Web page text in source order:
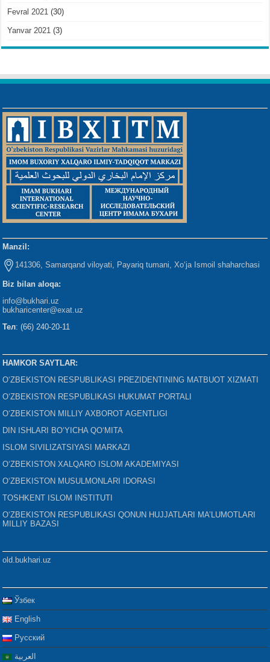
Fevral 2021 (30)
Yanvar 2021 (3)
Manzil:
141306, Samarqand viloyati, Payariq tumani, Xo‘ja Ismoil shaharchasi
Biz bilan aloqa:
info@bukhari.uz
bukharicenter@exat.uz
Тел: (66) 240-20-11
HAMKOR SAYTLAR:
O‘ZBEKISTON RESPUBLIKASI PREZIDENTINING MATBUOT XIZMATI
O‘ZBEKISTON RESPUBLIKASI HUKUMAT PORTALI
O‘ZBEKISTON MILLIY AXBOROT AGENTLIGI
DIN ISHLARI BO‘YICHA QO‘MITA
ISLOM SIVILIZATSIYASI MARKAZI
O‘ZBEKISTON XALQARO ISLOM AKADEMIYASI
O‘ZBEKISTON MUSULMONLARI IDORASI
TOSHKENT ISLOM INSTITUTI
O‘ZBEKISTON RESPUBLIKASI QONUN HUJJATLARI MA’LUMOTLARI
MILLIY BAZASI
old.bukhari.uz
Ўзбек
English
Русский
العربية